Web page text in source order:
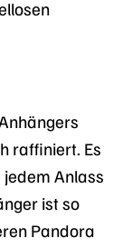
raffiniert. Es
Anlass
ist so
Pandora